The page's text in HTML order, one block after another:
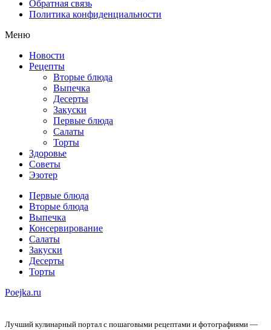
Обратная связь
Политика конфиденциальности
Меню
Новости
Рецепты
Вторые блюда
Выпечка
Десерты
Закуски
Первые блюда
Салаты
Торты
Здоровье
Советы
Эзотер
Первые блюда
Вторые блюда
Выпечка
Консервирование
Салаты
Закуски
Десерты
Торты
Poejka.ru
Лучший кулинарный портал с пошаговыми рецептами и фотографиями —